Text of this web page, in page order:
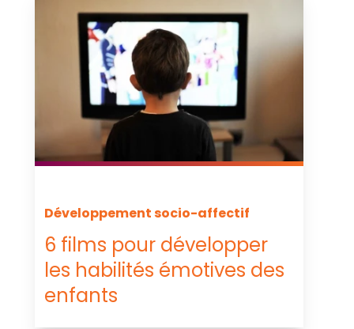
Développement socio-affectif
6 films pour développer
les habilités émotives des
enfants